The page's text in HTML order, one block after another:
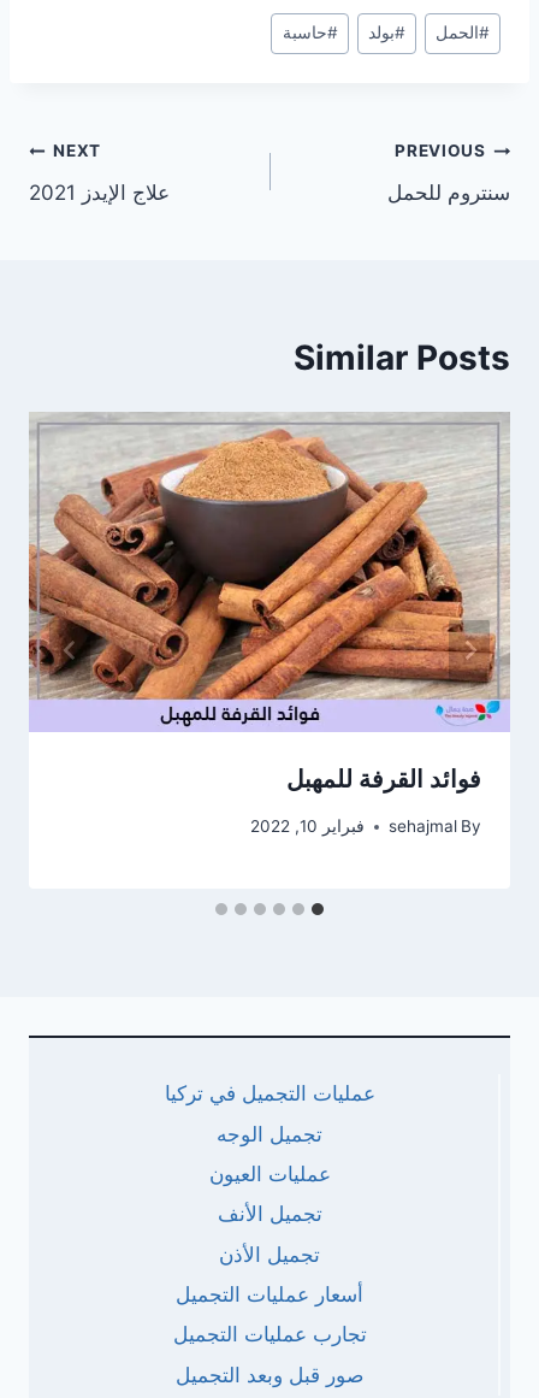
Post
Tags:
#الحمل #بولد #حاسبة
تصفّح
المقالات
PREVIOUS
سنتروم للحمل
NEXT
علاج الإيدز 2021
Similar Posts
فوائد القرفة للمهبل
By
sehajmal فبراير 10, 2022
عمليات التجميل في تركيا
تجميل الوجه
عمليات العيون
تجميل الأنف
تجميل الأذن
أسعار عمليات التجميل
تجارب عمليات التجميل
صور قبل وبعد التجميل